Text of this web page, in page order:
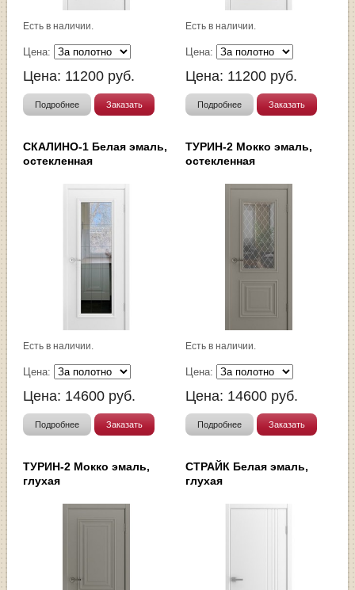
Есть в наличии.
Цена:
Цена: 11200 руб.
Подробнее Заказать
Есть в наличии.
Цена:
Цена: 11200 руб.
Подробнее Заказать
СКАЛИНО-1 Белая эмаль,
остекленная
Есть в наличии.
Цена:
Цена: 14600 руб.
Подробнее Заказать
ТУРИН-2 Мокко эмаль,
остекленная
Есть в наличии.
Цена:
Цена: 14600 руб.
Подробнее Заказать
ТУРИН-2 Мокко эмаль,
глухая
СТРАЙК Белая эмаль,
глухая